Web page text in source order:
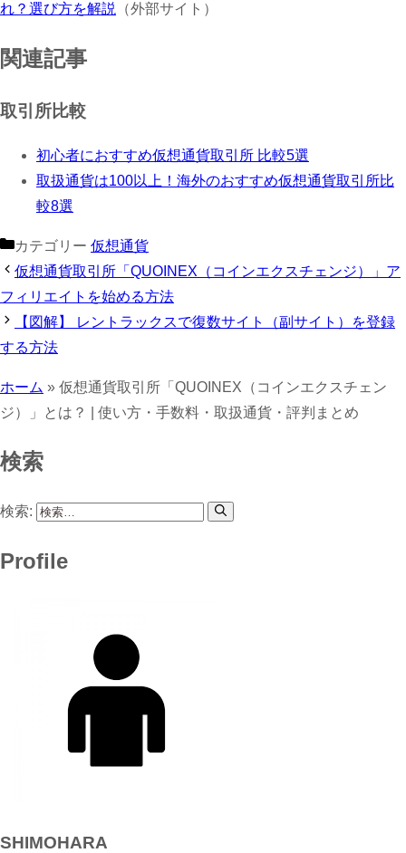
れ？選び方を解説
（外部サイト）
関連記事
取引所比較
初心者におすすめ仮想通貨取引所 比較5選
取扱通貨は100以上！海外のおすすめ仮想通貨取引所比
較8選
カテゴリー 仮想通貨
仮想通貨取引所「QUOINEX（コインエクスチェンジ）」ア
フィリエイトを始める方法
【図解】 レントラックスで復数サイト（副サイト）を登録
する方法
ホーム » 仮想通貨取引所「QUOINEX（コインエクスチェン
ジ）」とは？ | 使い方・手数料・取扱通貨・評判まとめ
検索
検索:
Profile
SHIMOHARA